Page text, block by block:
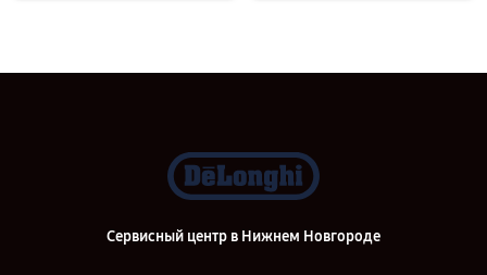
Сервисный центр в Нижнем Новгороде